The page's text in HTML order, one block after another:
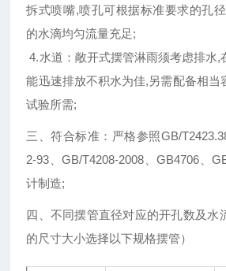
拆式喷嘴,喷孔可根据标准要求的孔
的水滴均匀流量充足;
4.水道：敞开式摆管淋雨须考虑排水,
能迅速排放不积水为佳,另需配备相当
试验所需;
三、符合标准：严格参照GB/
2-93、GB/T4208-2008、GB4706、
计制造;
四、不同摆管直径对应的开孔数及水
的尺寸大小选择以下规格摆管）